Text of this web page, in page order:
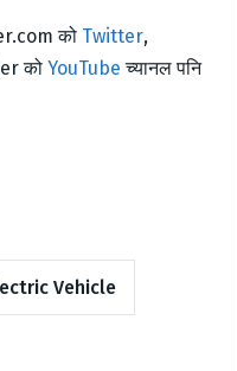
को Twitter,
को YouTube च्यानल पनि
Vehicle